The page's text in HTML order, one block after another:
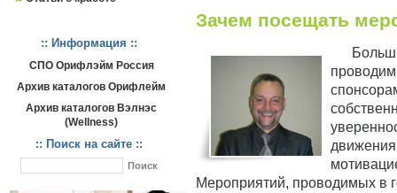
:: Информация ::
СПО Орифлэйм Россия
Архив каталогов Орифлейм
Архив каталогов Вэлнэс
(Wellness)
:: Поиск на сайте ::
Зачем посещать
Мероприятий, проводимых в